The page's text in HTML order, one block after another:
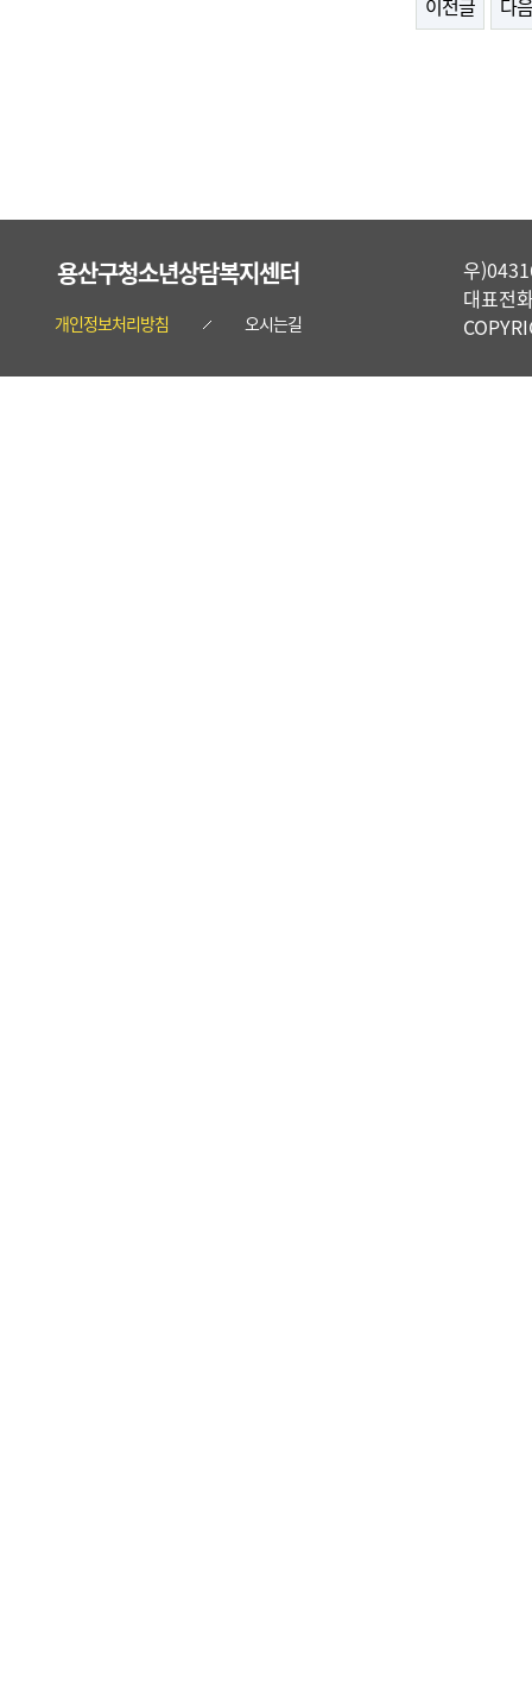
이전글 다
용산구청소년상담복지센터
개인정보처리방침 오시는길
우
대표전